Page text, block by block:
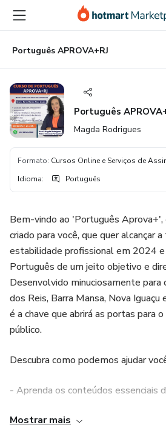
para
conteúdo
principal
para
pagamento
para
rodapé
Português APROVA+RJ
Português
Magda Rodrigues
Formato: Cursos Online e Serviços de
Idioma: Português
Bem-vindo ao 'Português Aprova+',
criado para você, que quer alcançar
estabilidade profissional em 2024 e
Português de um jeito objetivo e
Desenvolvido minuciosamente para
dos Reis, Barra Mansa, Nova Iguaçu
é a chave que abrirá as portas para
público.
Descubra como podemos ajudar
- Aprenda os conteúdos essenciais
objetiva.
Mostrar mais